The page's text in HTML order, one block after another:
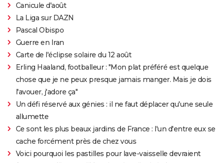
Canicule d'août
La Liga sur DAZN
Pascal Obispo
Guerre en Iran
Carte de l'éclipse solaire du 12 août
Erling Haaland, footballeur : "Mon plat préféré est quelque
chose que je ne peux presque jamais manger. Mais je dois
l'avouer, j'adore ça"
Un défi réservé aux génies : il ne faut déplacer qu'une seule
allumette
Ce sont les plus beaux jardins de France : l'un d'entre eux se
cache forcément près de chez vous
Voici pourquoi les pastilles pour lave-vaisselle devraient